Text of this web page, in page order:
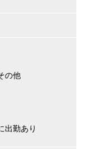
の他
出勤あり